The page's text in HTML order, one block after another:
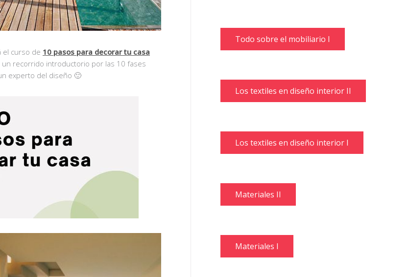
el curso de 10 pasos para decorar tu casa
recorrido introductorio por las 10 fases
experto del diseño 🙂
Todo sobre el mobiliario I
Los textiles en diseño interior II
Los textiles en diseño interior I
Materiales II
Materiales I